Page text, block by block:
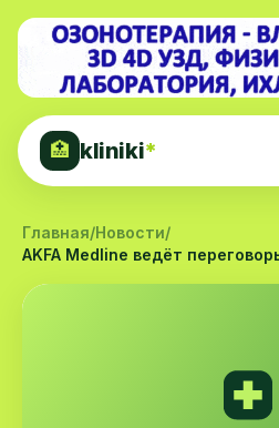
🏥 kliniki*
Главная/Новости/
AKFA Medline ведёт